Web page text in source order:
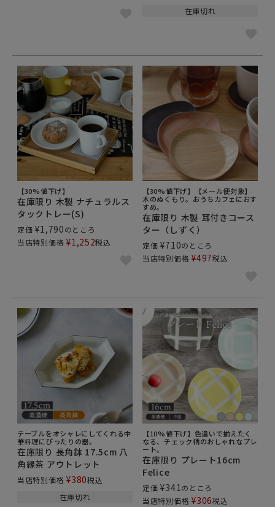
在庫切れ
【30%値下げ】
在庫限り 木製 ナチュラルス
タックトレー(S)
定価 ¥1,790のところ
当店特別価格 ¥1,252税込
【30%値下げ】【メール便対象】
木のぬくもり。おうちカフェにおす
すめ。
在庫限り 木製 耳付きコース
ター（しずく）
定価 ¥710のところ
当店特別価格 ¥497税込
テーブルをオシャレにしてくれる中
華料理にぴったりの器。
在庫限り 長角鉢 17.5cm 八
角縁茶 アウトレット
当店特別価格 ¥380税込
在庫切れ
【10%値下げ】色違いで揃えたく
なる、チェック柄のおしゃれなプレ
ート。
在庫限り プレート16cm
Felice
定価 ¥341 のところ
当店特別価格 ¥306税込